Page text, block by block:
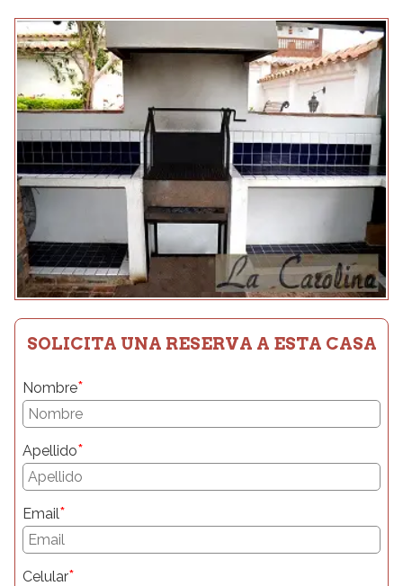
SOLICITA UNA RESERVA A ESTA CASA
Nombre*
Apellido*
Email*
Celular*